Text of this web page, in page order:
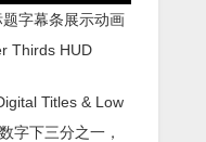
字幕条展示动画
Thirds HUD
Titles & Low
字下三分之一，